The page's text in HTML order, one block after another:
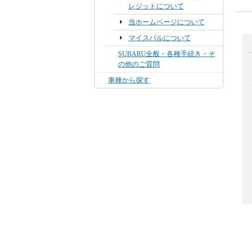
レジットについて
当ホームページについて
マイスバルについて
SUBARU全般・各種手続き・そ
の他のご質問
車種から探す